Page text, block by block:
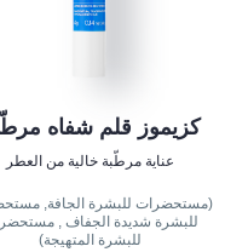
كزيموز قلم شفاه
عناية مرطّبة خالية من العطر
(مستحضرات للبشرة الجافة,
للبشرة شديدة الجفاف ,
للبشرة المتهيجة)